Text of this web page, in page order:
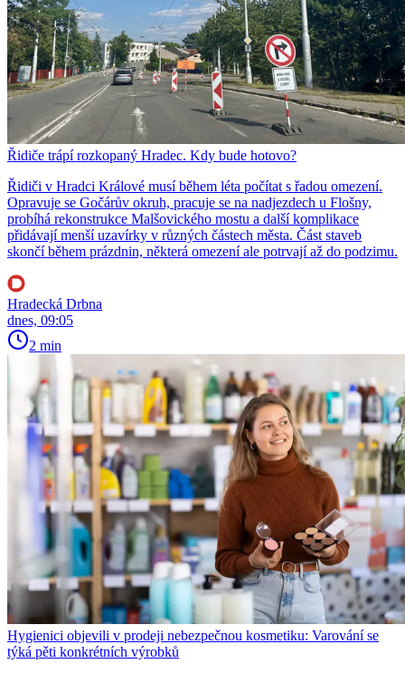
Řidiče trápí rozkopaný Hradec. Kdy bude hotovo?
Řidiči v Hradci Králové musí během léta počítat s řadou omezení.
Opravuje se Gočárův okruh, pracuje se na nadjezdech u Flošny,
probíhá rekonstrukce Malšovického mostu a další komplikace
přidávají menší uzavírky v různých částech města. Část staveb
skončí během prázdnin, některá omezení ale potrvají až do podzimu.
Hradecká Drbna
dnes, 09:05
2 min
Hygienici objevili v prodeji nebezpečnou kosmetiku: Varování se
týká pěti konkrétních výrobků